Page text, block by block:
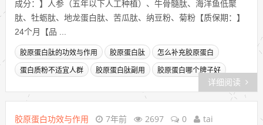
成分：】人参（五年以下人工种植）、牛骨髓肽、海洋鱼低聚
肽、牡蛎肽、地龙蛋白肽、苦瓜肽、纳豆粉、菊粉【质保期：】
24个月【品 ...
胶原蛋白肽的功效与作用 胶原蛋白肽 怎么补充胶原蛋白
蛋白质粉不适宜人群 胶原蛋白肽副用 胶原蛋白哪个牌子好
详细阅读
胶原蛋白功效与作用 7年前 2697 0 tai